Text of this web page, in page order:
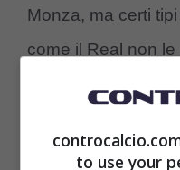
Monza, ma certi
come il Real non
a Madrid
to use your